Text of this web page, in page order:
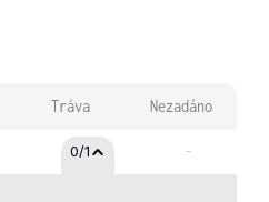
Tráva Nezadáno
0/1 -